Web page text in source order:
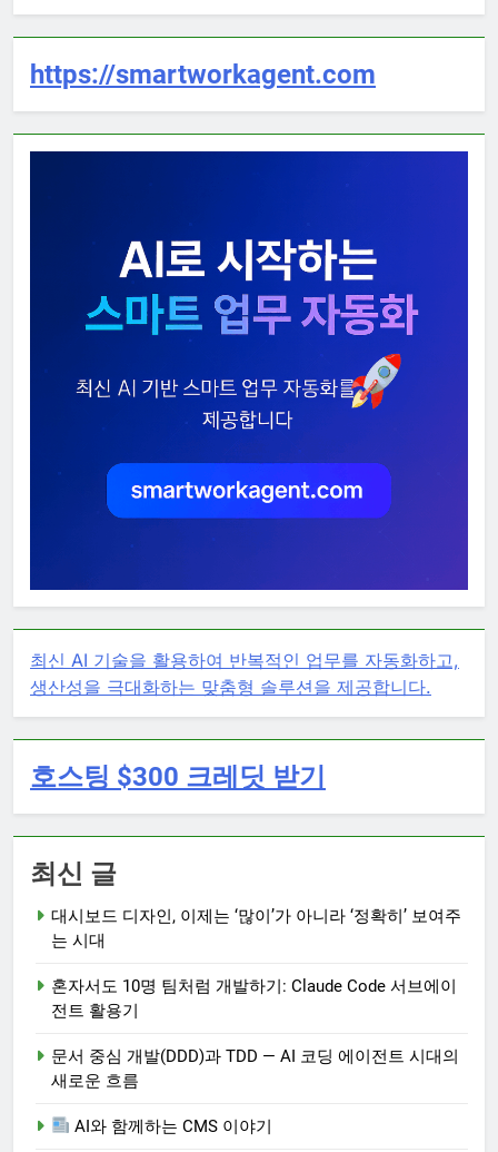
https://smartworkagent.com
최신 AI 기술을 활용하여 반복적인 업무를 자동화하고,
생산성을 극대화하는 맞춤형 솔루션을 제공합니다.
호스팅 $300 크레딧 받기
최신 글
대시보드 디자인, 이제는 ‘많이’가 아니라 ‘정확히’ 보여주
는 시대
혼자서도 10명 팀처럼 개발하기: Claude Code 서브에이
전트 활용기
문서 중심 개발(DDD)과 TDD — AI 코딩 에이전트 시대의
새로운 흐름
AI와 함께하는 CMS 이야기